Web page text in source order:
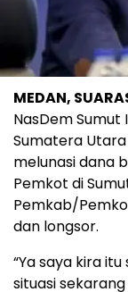
MEDAN,
NasDem
Sumatera
melunasi dana
Pemkot di
Pemkab/
dan longsor.
“Ya saya kira
situasi sekarang